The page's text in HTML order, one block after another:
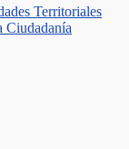
Territoriales
Ciudadanía